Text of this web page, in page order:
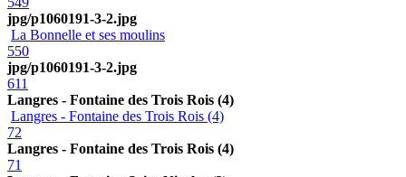
jpg/p1060191-3-2.jpg
La Bonnelle et ses moulins
550
jpg/p1060191-3-2.jpg
611
Langres - Fontaine des Trois Rois (4)
Langres - Fontaine des Trois Rois (4)
72
Langres - Fontaine des Trois Rois (4)
71